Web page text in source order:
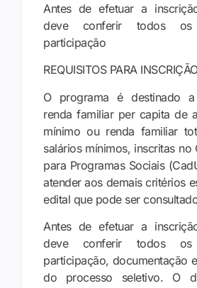
Antes de efetuar a
deve conferir todos
participação
REQUISITOS PARA
O programa é destinado
renda familiar per capita de
mínimo ou renda familiar
salários mínimos, inscritas no
para Programas Sociais
atender aos demais critérios
edital que pode ser
Antes de efetuar a
deve conferir todos
participação, documentação
do processo seletivo. O